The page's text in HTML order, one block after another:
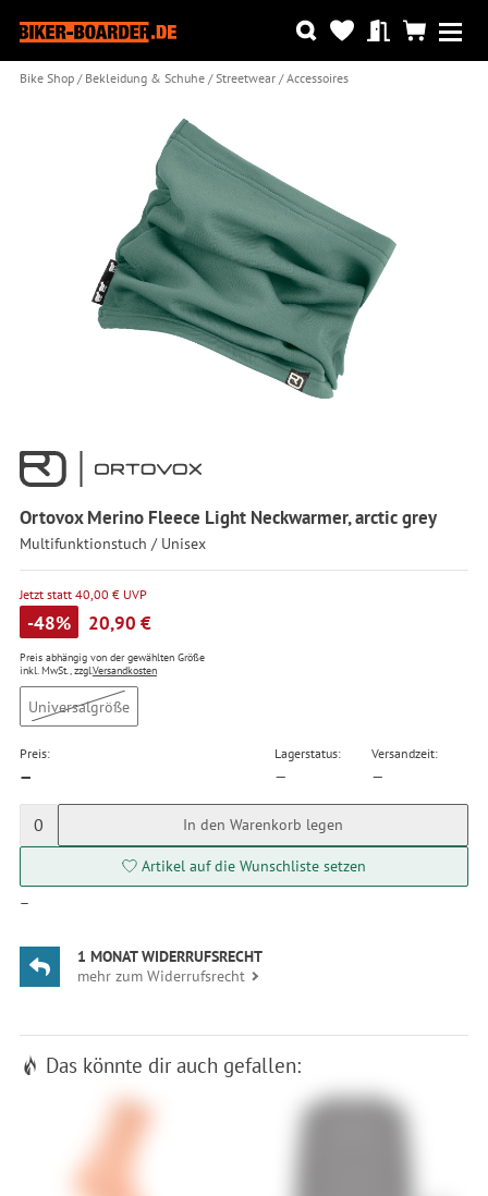
Bike Shop Bekleidung & Schuhe Streetwear Accessoires
Ortovox Merino Fleece Light Neckwarmer, arctic grey
Multifunktionstuch / Unisex
Jetzt statt 40,00 € UVP
-48% 20,90 €
Preis abhängig von der gewählten Größe
inkl. MwSt., zzgl.Versandkosten
Universalgröße
Preis:
—
Lagerstatus:
—
Versandzeit:
—
0 In den Warenkorb legen
Artikel auf die Wunschliste setzen
—
1 MONAT WIDERRUFSRECHT
mehr zum Widerrufsrecht
Das könnte dir auch gefallen: